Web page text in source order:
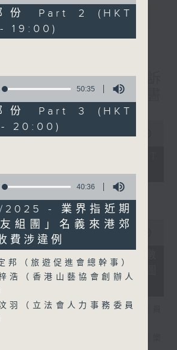
香港電台公共事務組
使用人數參差 申訴
查康文署三項圖書
- 足本 Full (HKT
- 流動圖書館使用人數
員主動調查康文署三項圖
立法會民政及文化體育事務委員
沙田區議會社區參與及文化康樂
份 Part 2 (HKT
19:00)
50:35
份 Part 3 (HKT
20:00)
40:36
- 業界指近期
組團」名義來港郊
費涉違例
邦（旅遊促進會總幹事）
浩（香港山藝協會創辦人
羽（立法會人力事務委員